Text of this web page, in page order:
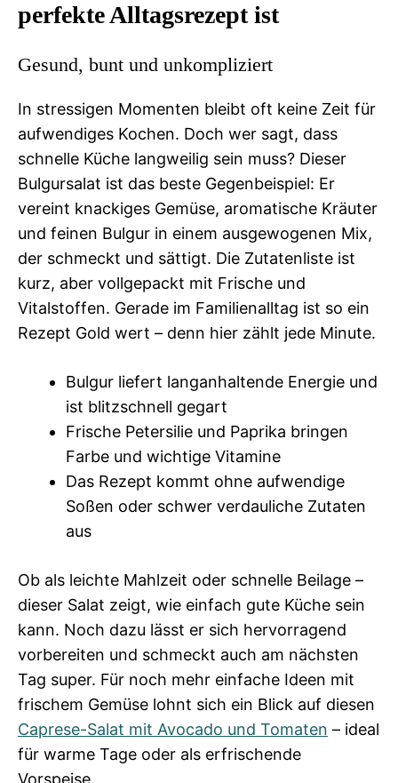
perfekte Alltagsrezept ist
Gesund, bunt und unkompliziert
In stressigen Momenten bleibt oft keine Zeit für
aufwendiges Kochen. Doch wer sagt, dass
schnelle Küche langweilig sein muss? Dieser
Bulgursalat ist das beste Gegenbeispiel: Er
vereint knackiges Gemüse, aromatische Kräuter
und feinen Bulgur in einem ausgewogenen Mix,
der schmeckt und sättigt. Die Zutatenliste ist
kurz, aber vollgepackt mit Frische und
Vitalstoffen. Gerade im Familienalltag ist so ein
Rezept Gold wert – denn hier zählt jede Minute.
Bulgur liefert langanhaltende Energie und
ist blitzschnell gegart
Frische Petersilie und Paprika bringen
Farbe und wichtige Vitamine
Das Rezept kommt ohne aufwendige
Soßen oder schwer verdauliche Zutaten
aus
Ob als leichte Mahlzeit oder schnelle Beilage –
dieser Salat zeigt, wie einfach gute Küche sein
kann. Noch dazu lässt er sich hervorragend
vorbereiten und schmeckt auch am nächsten
Tag super. Für noch mehr einfache Ideen mit
frischem Gemüse lohnt sich ein Blick auf diesen
Caprese-Salat mit Avocado und Tomaten – ideal
für warme Tage oder als erfrischende